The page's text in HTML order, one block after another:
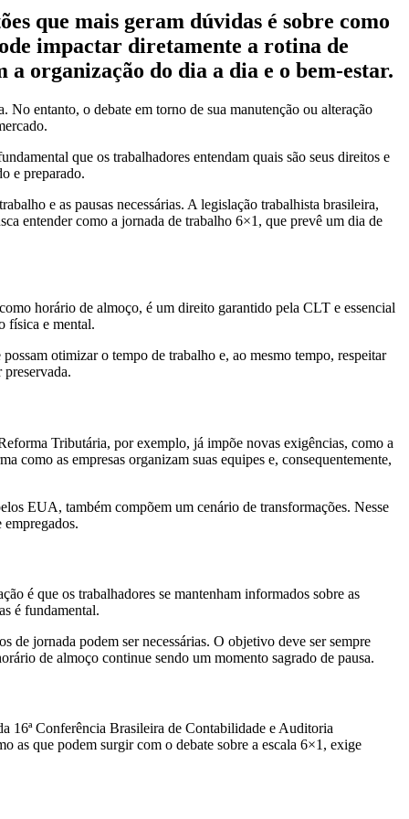
que mais geram dúvidas é sobre como
impactar diretamente a rotina de
a organização do dia a dia e o bem-estar.
No entanto, o debate em torno de sua manutenção ou alteração
que os trabalhadores entendam quais são seus direitos e
e preparado.
e as pausas necessárias. A legislação trabalhista brasileira,
entender como a jornada de trabalho 6×1, que prevê um dia de
horário de almoço, é um direito garantido pela CLT e essencial
física e mental.
otimizar o tempo de trabalho e, ao mesmo tempo, respeitar
Tributária, por exemplo, já impõe novas exigências, como a
como as empresas organizam suas equipes e, consequentemente,
EUA, também compõem um cenário de transformações. Nesse
empregados.
é que os trabalhadores se mantenham informados sobre as
é fundamental.
de jornada podem ser necessárias. O objetivo deve ser sempre
de almoço continue sendo um momento sagrado de pausa.
16ª Conferência Brasileira de Contabilidade e Auditoria
as que podem surgir com o debate sobre a escala 6×1, exige